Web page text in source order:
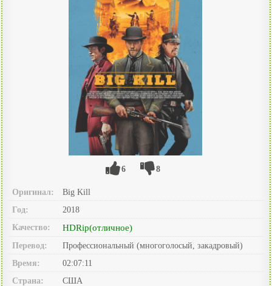
6 8
Оригинал:
Big Kill
Год:
2018
Качество:
HDRip(отличное)
Перевод:
Профессиональный (многоголосый, закадровый)
Время:
02:07:11
Страна:
США